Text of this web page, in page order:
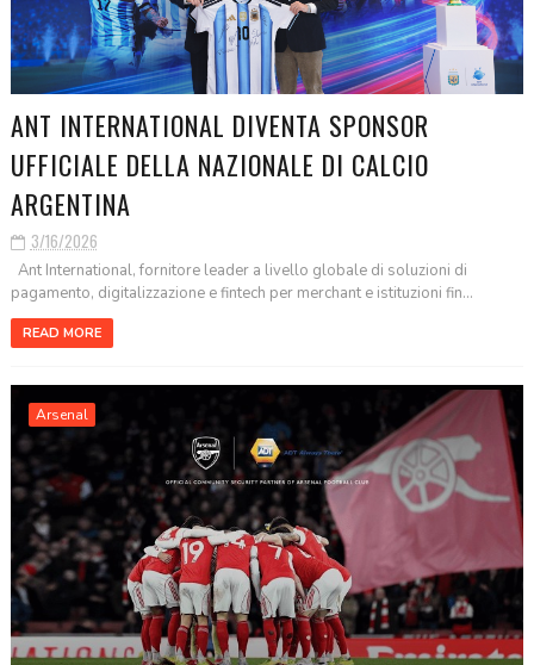
ANT INTERNATIONAL DIVENTA SPONSOR
UFFICIALE DELLA NAZIONALE DI CALCIO
ARGENTINA
3/16/2026
Ant International, fornitore leader a livello globale di soluzioni di
pagamento, digitalizzazione e fintech per merchant e istituzioni fin...
READ MORE
Arsenal